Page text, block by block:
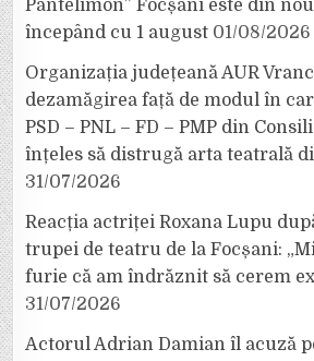
Pantelimon” Focșani este din
începând cu 1 august 01/08/2026
Organizația județeană AUR
dezamăgirea față de modul în
PSD – PNL – FD – PMP din
înțeles să distrugă arta teatrală
31/07/2026
Reacția actriței Roxana Lupu
trupei de teatru de la Focșani:
furie că am îndrăznit să cerem
31/07/2026
Actorul Adrian Damian îl acuză